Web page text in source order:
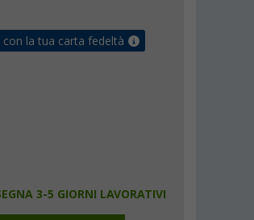
con la tua carta fedeltà
3-5 GIORNI LAVORATIVI